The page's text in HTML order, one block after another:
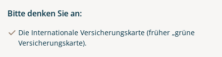
Bitte denken Sie an:
Die Internationale Versicherungskarte (früher „grüne
Versicherungskarte).